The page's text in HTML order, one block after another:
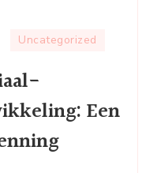
Uncategorized
Een